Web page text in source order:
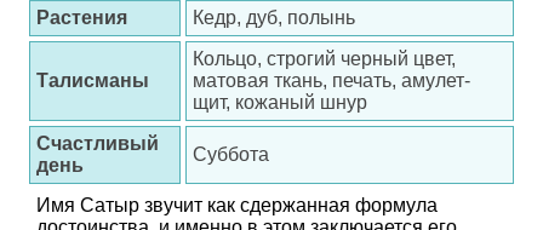
Растения
Кедр, дуб, полынь
Талисманы
Кольцо, строгий черный цвет,
матовая ткань, печать, амулет-
щит, кожаный шнур
Счастливый
день
Суббота
Имя Сатыр звучит как сдержанная формула